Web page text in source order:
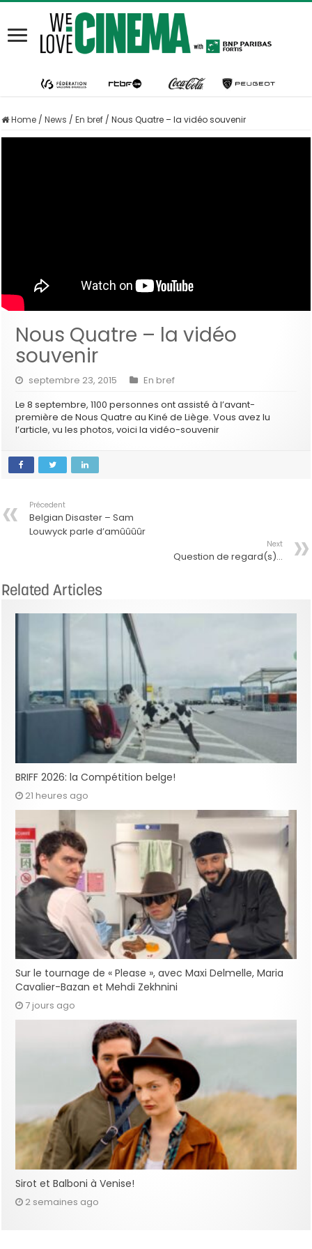
Home / News / En bref / Nous Quatre – la vidéo souvenir
Nous Quatre – la vidéo
souvenir
septembre 23, 2015
En bref
Le 8 septembre, 1100 personnes ont assisté à l’avant-
première de Nous Quatre au Kiné de Liège. Vous avez lu
l’article, vu les photos, voici la vidéo-souvenir
Précedent
Belgian Disaster – Sam
Louwyck parle d’amûûûûr
Next
Question de regard(s)…
Related Articles
BRIFF 2026: la Compétition belge!
21 heures ago
Sur le tournage de « Please », avec Maxi Delmelle, Maria
Cavalier-Bazan et Mehdi Zekhnini
7 jours ago
Sirot et Balboni à Venise!
2 semaines ago